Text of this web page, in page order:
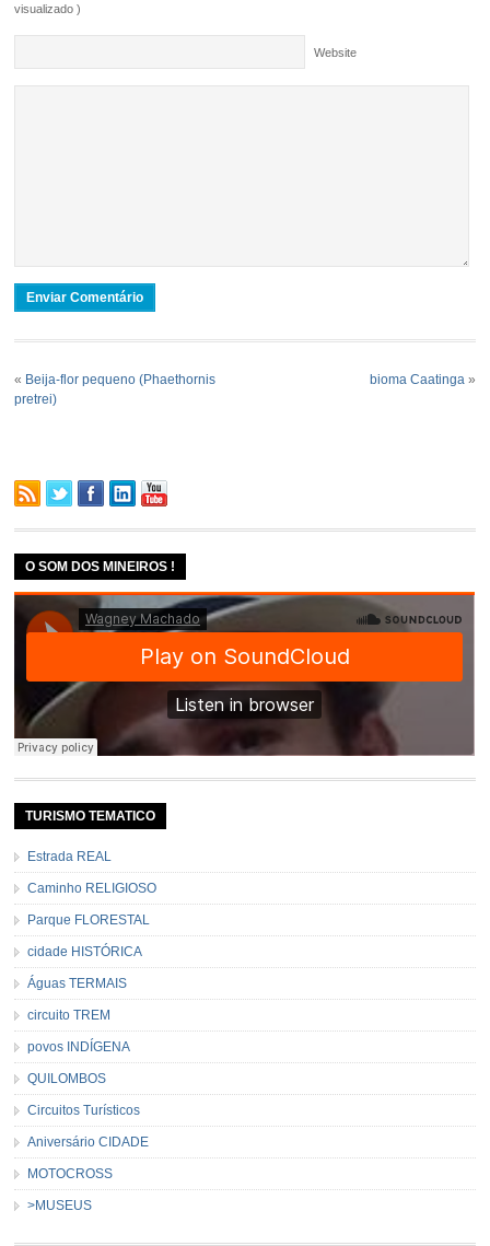
visualizado )
Website
« Beija-flor pequeno (Phaethornis
pretrei)
bioma Caatinga »
O SOM DOS MINEIROS !
TURISMO TEMATICO
Estrada REAL
Caminho RELIGIOSO
Parque FLORESTAL
cidade HISTÓRICA
Águas TERMAIS
circuito TREM
povos INDÍGENA
QUILOMBOS
Circuitos Turísticos
Aniversário CIDADE
MOTOCROSS
>MUSEUS